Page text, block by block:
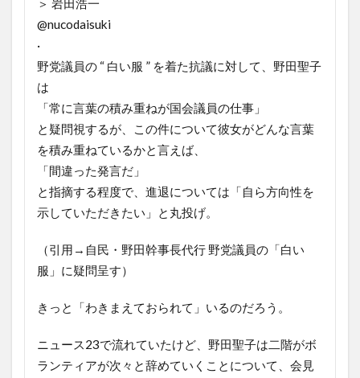
＞ 岩田浩一
@nucodaisuki
·
野党議員の “ 白い服 ” を着た抗議に対して、野田聖子
は
「常に言葉の積み重ねが国会議員の仕事」
と疑問視するが、この件について彼女がどんな言葉
を積み重ねているかと言えば、
「間違った発言だ」
と指摘する程度で、進退については「自ら方向性を
示していただきたい」と丸投げ。
（引用→自民・野田幹事長代行 野党議員の「白い
服」に疑問呈す）
きっと「わきまえておられて」いるのだろう。
ニュース23で流れていたけど、野田聖子は二階がボ
ランティアが次々と辞めていくことについて、会見